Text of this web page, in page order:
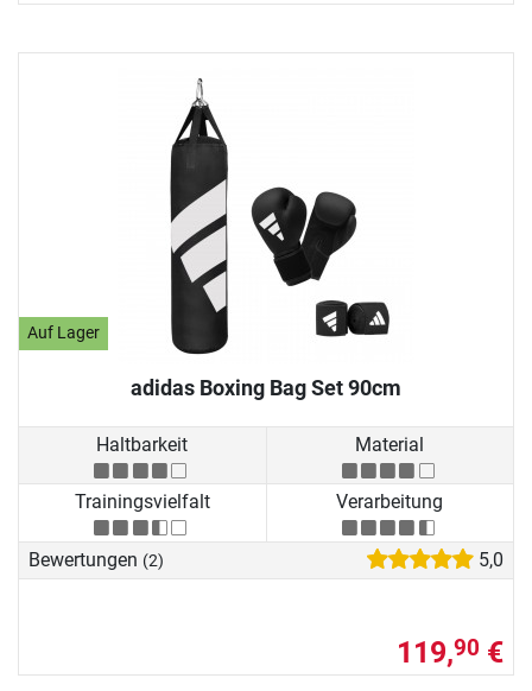
Auf Lager
adidas Boxing Bag Set 90cm
Haltbarkeit Material
Trainingsvielfalt Verarbeitung
Bewertungen (2) 5,0
119,90 €